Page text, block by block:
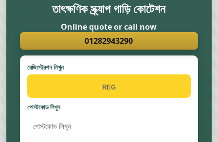
তাৎক্ষণিক স্ক্র্যাপ গাড়ি কোটেশন
Online quote or call now
01282943290
রেজিস্ট্রেশন লিখুন
পোস্টকোড লিখুন